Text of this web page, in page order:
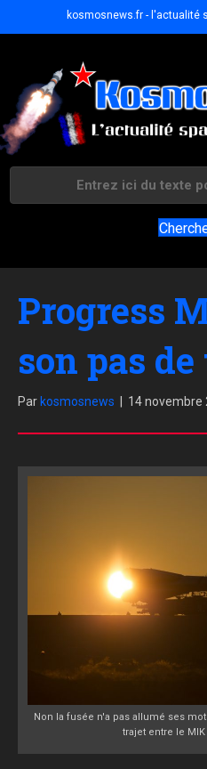
kosmosnews.fr - l'actualité
Progress
son pas
Par kosmosnews 14 novembre
Non la fusée n'a pas allumé ses
trajet entre le